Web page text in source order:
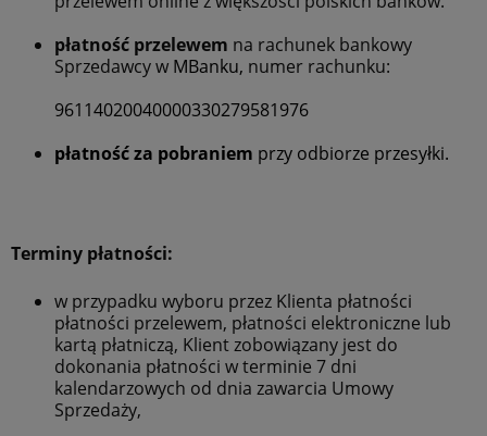
płatność przelewem na rachunek bankowy
Sprzedawcy w MBanku, numer rachunku:
96114020040000330279581976
płatność za pobraniem przy odbiorze przesyłki.
Terminy płatności:
w przypadku wyboru przez Klienta płatności
płatności przelewem, płatności elektroniczne lub
kartą płatniczą, Klient zobowiązany jest do
dokonania płatności w terminie 7 dni
kalendarzowych od dnia zawarcia Umowy
Sprzedaży,